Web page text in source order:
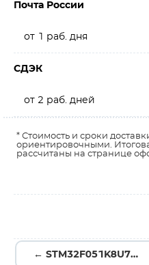
Почта России
от 1 раб. дня
СДЭК
от 2 раб. дней
* Стоимость и сроки
ориентировочными.
рассчитаны на странице
← STM32F051K8U7TR